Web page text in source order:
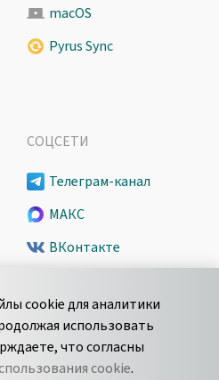
cookie для аналитики
использовать
что согласны
cookie.
macOS
Pyrus Sync
СОЦСЕТИ
Телеграм-канал
МАКС
ВКонтакте
Spark
Дзен